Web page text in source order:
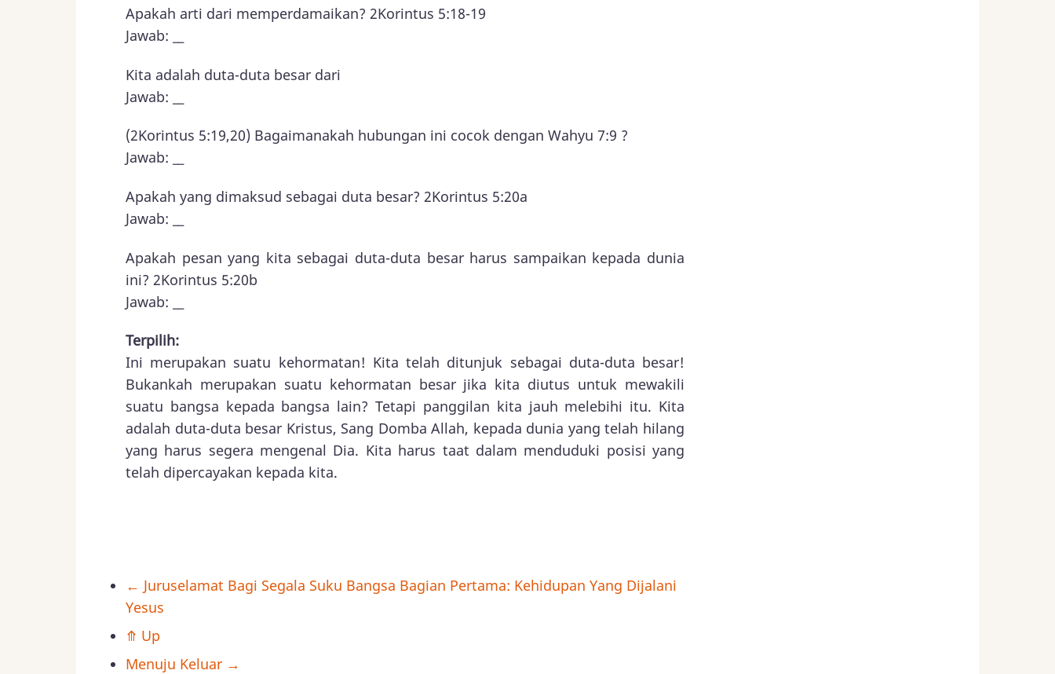
Apakah arti dari memperdamaikan? 2Korintus 5:18-19
Jawab: __
Kita adalah duta-duta besar dari
Jawab: __
(2Korintus 5:19,20) Bagaimanakah hubungan ini cocok dengan Wahyu 7:9 ?
Jawab: __
Apakah yang dimaksud sebagai duta besar? 2Korintus 5:20a
Jawab: __
Apakah pesan yang kita sebagai duta-duta besar harus sampaikan kepada dunia
ini? 2Korintus 5:20b
Jawab: __
Terpilih:
Ini merupakan suatu kehormatan! Kita telah ditunjuk sebagai duta-duta besar!
Bukankah merupakan suatu kehormatan besar jika kita diutus untuk mewakili
suatu bangsa kepada bangsa lain? Tetapi panggilan kita jauh melebihi itu. Kita
adalah duta-duta besar Kristus, Sang Domba Allah, kepada dunia yang telah hilang
yang harus segera mengenal Dia. Kita harus taat dalam menduduki posisi yang
telah dipercayakan kepada kita.
Book
traversal
← Juruselamat Bagi Segala Suku Bangsa Bagian Pertama: Kehidupan Yang Dijalani
Yesus
⤊ Up
Menuju Keluar →